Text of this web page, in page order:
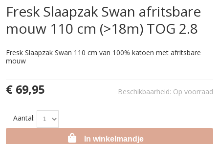
Fresk Slaapzak Swan afritsbare
mouw 110 cm (>18m) TOG 2.8
Fresk Slaapzak Swan 110 cm van 100% katoen met afritsbare
mouw
Beschikbaarheid: Op voorraad
€ 69,95
Aantal:
In winkelmandje